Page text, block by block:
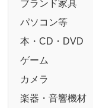
ブランド家具
パソコン等
本・CD・DVD
ゲーム
カメラ
楽器・音響機材